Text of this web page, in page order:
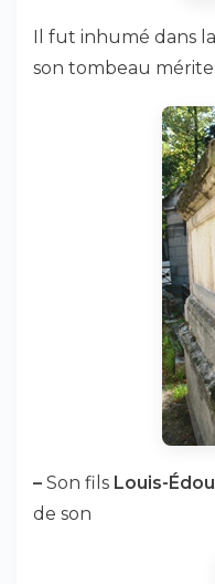
Il fut inhumé dans
son tombeau
– Son fils Louis-
de son